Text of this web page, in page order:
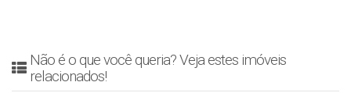
Não é o que você queria? Veja estes imóveis
relacionados!